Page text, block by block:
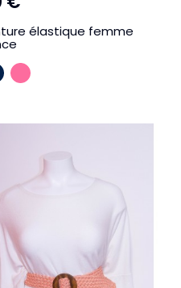
élastique femme
MARINEROSE